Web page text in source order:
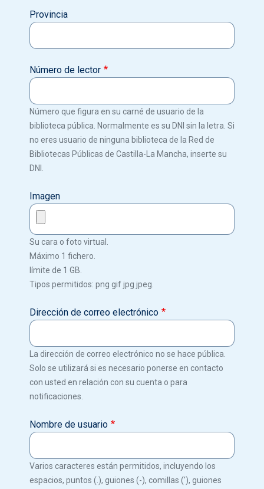
Provincia
Número de lector
Número que figura en su carné de usuario de la
biblioteca pública. Normalmente es su DNI sin la letra. Si
no eres usuario de ninguna biblioteca de la Red de
Bibliotecas Públicas de Castilla-La Mancha, inserte su
DNI.
Imagen
Su cara o foto virtual.
Máximo 1 fichero.
límite de 1 GB.
Tipos permitidos: png gif jpg jpeg.
Dirección de correo electrónico
La dirección de correo electrónico no se hace pública.
Solo se utilizará si es necesario ponerse en contacto
con usted en relación con su cuenta o para
notificaciones.
Nombre de usuario
Varios caracteres están permitidos, incluyendo los
espacios, puntos (.), guiones (-), comillas ('), guiones